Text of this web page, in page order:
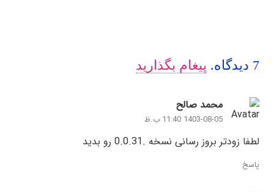
7 دیدگاه. پیغام بگذارید
محمد صالح
1403-08-05 11:40 ب.ظ
لطفا زودتر بروز رسانی نسخه .0.0.31 رو بدید
پاسخ